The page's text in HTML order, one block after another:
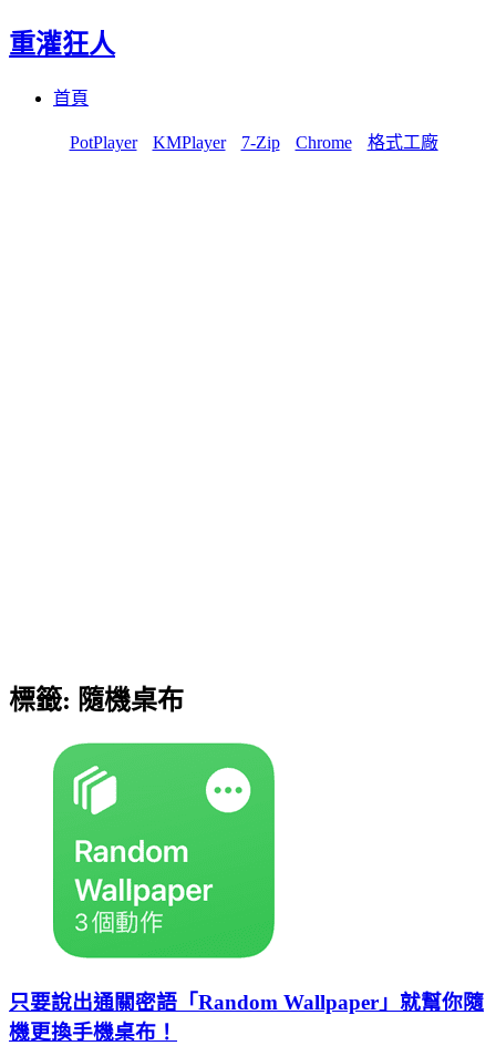
重灌狂人
首頁
PotPlayer KMPlayer 7-Zip Chrome 格式工廠
標籤: 隨機桌布
只要說出通關密語「Random Wallpaper」就幫你隨
機更換手機桌布！